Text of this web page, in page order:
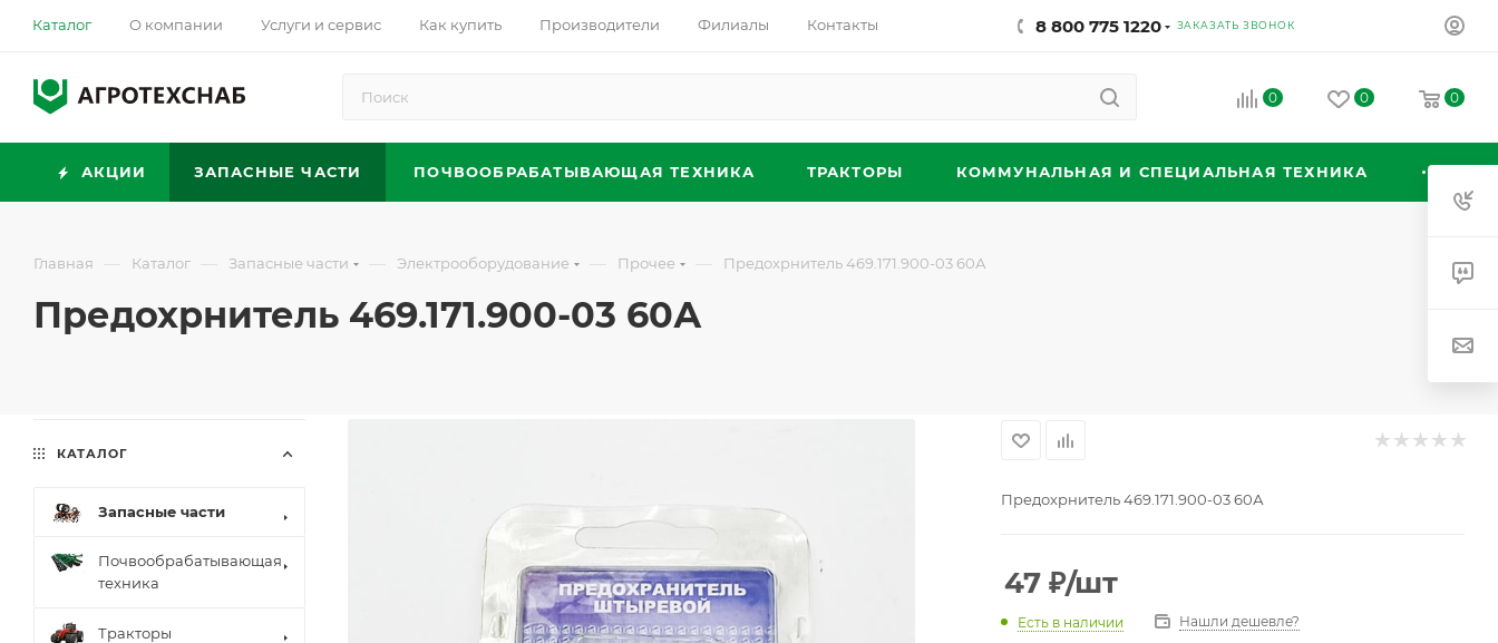
Каталог О компании Услуги и сервис Как купить Производители Филиалы Контакты 8 800 775 1220 ЗАКАЗАТЬ ЗВОНОК
0 0 0
АКЦИИ ЗАПАСНЫЕ ЧАСТИ ПОЧВООБРАБАТЫВАЮЩАЯ ТЕХНИКА ТРАКТОРЫ КОММУНАЛЬНАЯ И СПЕЦИАЛЬНАЯ ТЕХНИКА
Главная — Каталог — Запасные части — Электрооборудование — Прочее — Предохрнитель 469.171.900-03 60А
Предохрнитель 469.171.900-03 60А
Предохрнитель 469.171.900-03 60А
47 ₽/шт
Есть в наличии Нашли дешевле?
КАТАЛОГ
Запасные части
Почвообрабатывающая
техника
Тракторы